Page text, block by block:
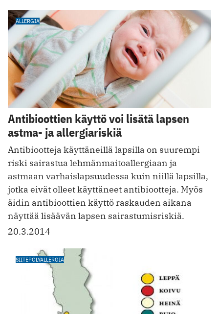
ALLERGIA
Antibioottien käyttö voi lisätä lapsen
astma- ja allergiariskiä
Antibiootteja käyttäneillä lapsilla on suurempi
riski sairastua lehmänmaitoallergiaan ja
astmaan varhaislapsuudessa kuin niillä lapsilla,
jotka eivät olleet käyttäneet antibiootteja. Myös
äidin antibioottien käyttö raskauden aikana
näyttää lisäävän lapsen sairastumisriskiä.
20.3.2014
SIITEPÖLYALLERGIA